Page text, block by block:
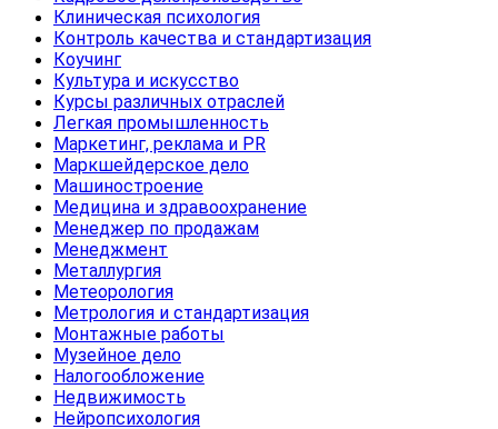
Клиническая психология
Контроль качества и стандартизация
Коучинг
Культура и искусство
Курсы различных отраслей
Легкая промышленность
Маркетинг, реклама и PR
Маркшейдерское дело
Машиностроение
Медицина и здравоохранение
Менеджер по продажам
Менеджмент
Металлургия
Метеорология
Метрология и стандартизация
Монтажные работы
Музейное дело
Налогообложение
Недвижимость
Нейропсихология